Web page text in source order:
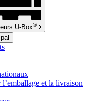
U-Box®
l’emballage et la livraison